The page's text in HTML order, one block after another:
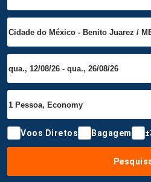
Voos Diretos Bagagem